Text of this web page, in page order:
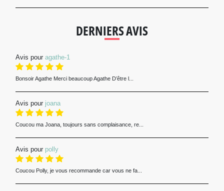
DERNIERS AVIS
Avis pour agathe-1
Bonsoir Agathe Merci beaucoup Agathe D’être l...
Avis pour joana
Coucou ma Joana, toujours sans complaisance, re...
Avis pour polly
Coucou Polly, je vous recommande car vous ne fa...